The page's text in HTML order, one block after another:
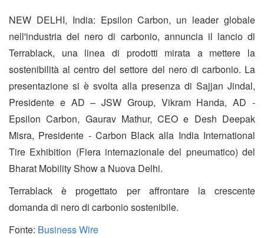
NEW DELHI, India: Epsilon Carbon, un leader globale
nell'industria del nero di carbonio, annuncia il lancio di
Terrablack, una linea di prodotti mirata a mettere la
sostenibilità al centro del settore del nero di carbonio. La
presentazione si è svolta alla presenza di Sajjan Jindal,
Presidente e AD – JSW Group, Vikram Handa, AD -
Epsilon Carbon, Gaurav Mathur, CEO e Desh Deepak
Misra, Presidente - Carbon Black alla India International
Tire Exhibition (Fiera internazionale del pneumatico) del
Bharat Mobility Show a Nuova Delhi.
Terrablack è progettato per affrontare la crescente
domanda di nero di carbonio sostenibile.
Fonte: Business Wire